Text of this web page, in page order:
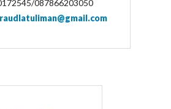
087866203050